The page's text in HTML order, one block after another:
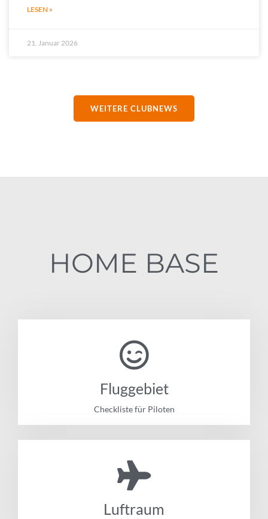
LESEN »
21. Januar 2026
WEITERE CLUBNEWS
HOME BASE
Fluggebiet
Checkliste für Piloten
Luftraum